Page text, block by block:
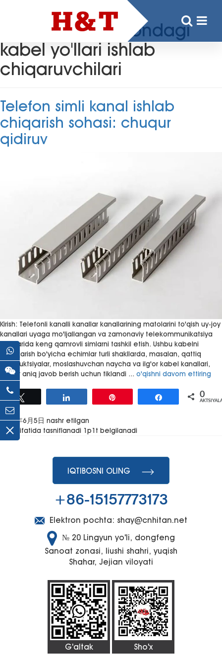
Kalit so'z:Hindistondagi
kabel yo'llari ishlab
chiqaruvchilari
Telefon simli kanal ishlab
chiqarish sohasi: chuqur
qidiruv
Kirish: Telefonli kanalli kanallar kanallarining matolarini to'qish uy-joy
kanallari uyaga mo'ljallangan va zamonaviy telekommunikatsiya
tizimlarida keng qamrovli simlarni tashkil etish. Ushbu kabelni
boshqarish bo'yicha echimlar turli shakllarda, masalan, qattiq
konstruktsiyalar, moslashuvchan naycha va ilg'or kabel kanallari,
har bir aniq javob berish uchun tiklandi ... Telephone
Manufacturing
In-
o'qishni davom ettiring
0
2024年6月5日 nashr etilgan
1p1t sifatida tasniflanadi 1p1t belgilanadi
IQTIBOSNI OLING
+86-15157773173
Elektron pochta: shay@cnhitan.net
№ 20 Lingyun yo'li, dongfeng
Sanoat zonasi, liushi shahri, yuqish
Shahar, Jejian viloyati
G'altak Sho'x